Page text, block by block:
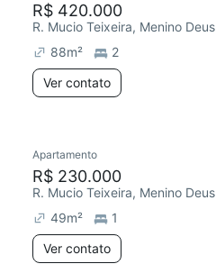
R$ 420.000
R. Mucio Teixeira, Menino Deus
88m²
2
Ver contato
Redecorar
Apartamento
R$ 230.000
R. Mucio Teixeira, Menino Deus
49m²
1
Ver contato